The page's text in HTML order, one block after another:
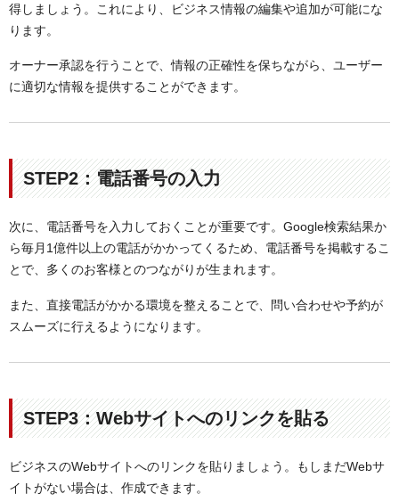
得しましょう。これにより、ビジネス情報の編集や追加が可能にな
ります。
オーナー承認を行うことで、情報の正確性を保ちながら、ユーザー
に適切な情報を提供することができます。
STEP2：電話番号の入力
次に、電話番号を入力しておくことが重要です。Google検索結果か
ら毎月1億件以上の電話がかかってくるため、電話番号を掲載するこ
とで、多くのお客様とのつながりが生まれます。
また、直接電話がかかる環境を整えることで、問い合わせや予約が
スムーズに行えるようになります。
STEP3：Webサイトへのリンクを貼る
ビジネスのWebサイトへのリンクを貼りましょう。もしまだWebサ
イトがない場合は、作成できます。